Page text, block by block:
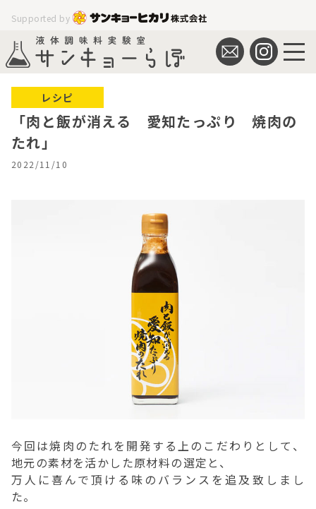
Supported by
レシピ
「肉と飯が消える 愛知たっぷり 焼肉の
たれ」
2022/11/10
今回は焼肉のたれを開発する上のこだわりとして、
地元の素材を活かした原材料の選定と、
万人に喜んで頂ける味のバランスを追及致しまし
た。